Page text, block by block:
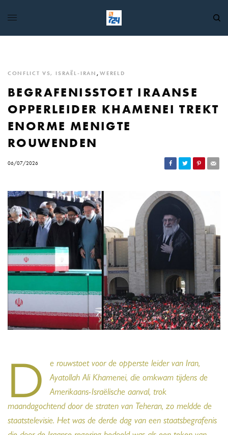
CONFLICT VS, ISRAËL-IRAN , WERELD
BEGRAFENISSTOET IRAANSE
OPPERLEIDER KHAMENEI TREKT
ENORME MENIGTE
ROUWENDEN
06/07/2026
D
e rouwstoet voor de opperste leider van Iran,
Ayatollah Ali Khamenei, die omkwam tijdens de
Amerikaans-Israëlische aanval, trok
maandagochtend door de straten van Teheran, zo meldde de
staatstelevisie. Het was de derde dag van een staatsbegrafenis